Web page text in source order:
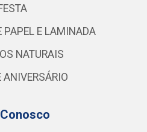
PAPEL E LAMINADA
NATURAIS
ANIVERSÁRIO